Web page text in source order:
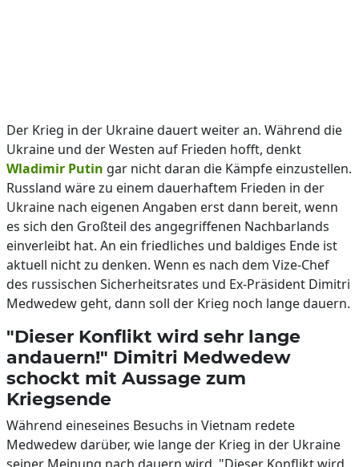
Der Krieg in der Ukraine dauert weiter an. Während die
Ukraine und der Westen auf Frieden hofft, denkt
Wladimir Putin gar nicht daran die Kämpfe einzustellen.
Russland wäre zu einem dauerhaftem Frieden in der
Ukraine nach eigenen Angaben erst dann bereit, wenn
es sich den Großteil des angegriffenen Nachbarlands
einverleibt hat. An ein friedliches und baldiges Ende ist
aktuell nicht zu denken. Wenn es nach dem Vize-Chef
des russischen Sicherheitsrates und Ex-Präsident Dimitri
Medwedew geht, dann soll der Krieg noch lange dauern.
"Dieser Konflikt wird sehr lange
andauern!" Dimitri Medwedew
schockt mit Aussage zum
Kriegsende
Während eineseines Besuchs in Vietnam redete
Medwedew darüber, wie lange der Krieg in der Ukraine